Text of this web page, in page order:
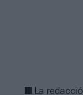
La